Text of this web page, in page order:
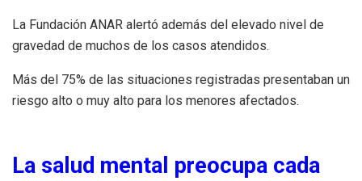
La Fundación ANAR alertó además del elevado nivel de
gravedad de muchos de los casos atendidos.
Más del 75% de las situaciones registradas presentaban un
riesgo alto o muy alto para los menores afectados.
La salud mental preocupa cada